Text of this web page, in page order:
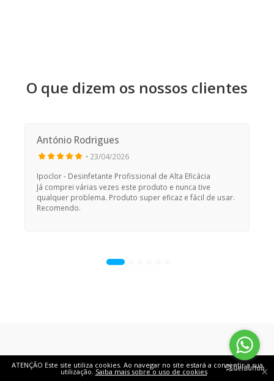
O que dizem os nossos clientes
António Rodrigues
• 23/04/2026
Ipoclor - Desinfetante Profissional de Alta Eficácia
Já comprei várias vezes este produto e nunca tive
qualquer problema. Produto super eficaz e fácil de usar.
Recomendo.
Política de Privacidade e Cookies|Termos e Condições|
ATENÇÃO Este site utiliza cookies. Ao navegar no site estará a consentir a sua
utilização. Saiba mais sobre o uso de cookies ×